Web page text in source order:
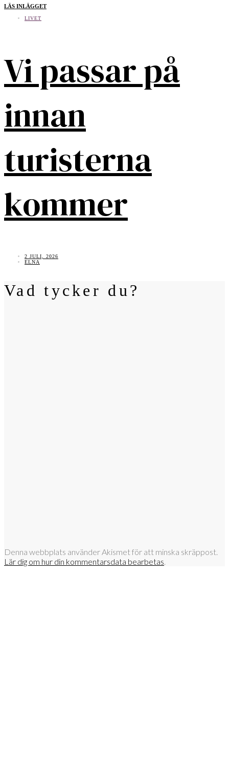
LÄS INLÄGGET
LIVET
Vi passar på
innan
turisterna
kommer
2 JULI, 2026
ELNA
Vad tycker du?
Denna webbplats använder Akismet för att minska skräppost.
Lär dig om hur din kommentarsdata bearbetas.